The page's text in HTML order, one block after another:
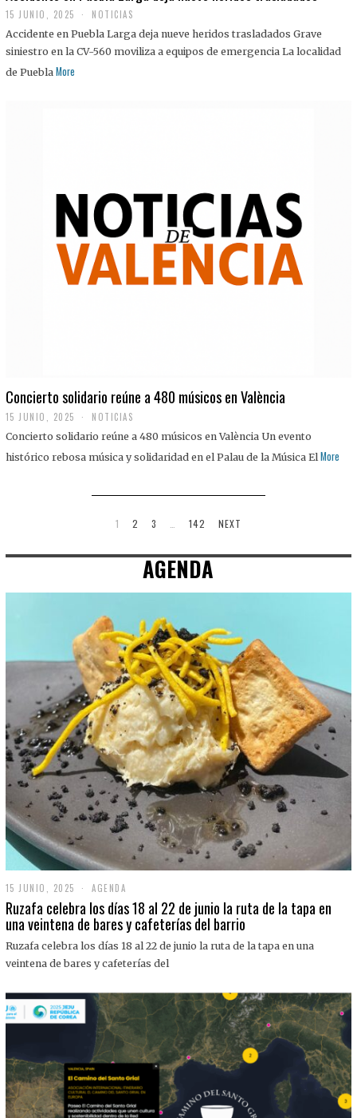
15 JUNIO, 2025 NOTICIAS
Accidente en Puebla Larga deja nueve heridos trasladados Grave
siniestro en la CV-560 moviliza a equipos de emergencia La localidad
de Puebla More
Concierto solidario reúne a 480 músicos en València
15 JUNIO, 2025 NOTICIAS
Concierto solidario reúne a 480 músicos en València Un evento
histórico rebosa música y solidaridad en el Palau de la Música El More
1 2 3 142 NEXT
AGENDA
15 JUNIO, 2025
J
U
I
O
0
2
5
AGENDA
Ruzafa celebra los días 18 al 22 de junio la ruta de la tapa en
una veintena de bares y cafeterías del barrio
Ruzafa celebra los días 18 al 22 de junio la ruta de la tapa en una
veintena de bares y cafeterías del